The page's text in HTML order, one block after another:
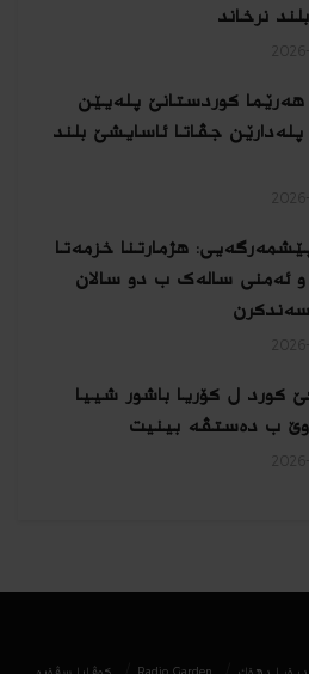
نرخاند
کوردستانێ پلەیێن
پلەدارێن جڤاتا ئاسایشێ بلند
پێشمەرگەیی: هژمارتنا خزمەتا
و ئەمنی سالەک ب دو سالان
کورد ل کۆریا باشور شییا
ب دەستڤە بینیت